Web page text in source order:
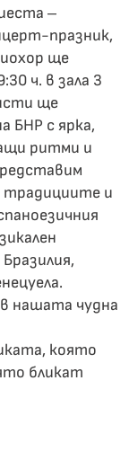
–
празник,
ще
ч. в зала 3
ще
БНР с ярка,
ритми и
традициите и
нашата чудна
която
бликат